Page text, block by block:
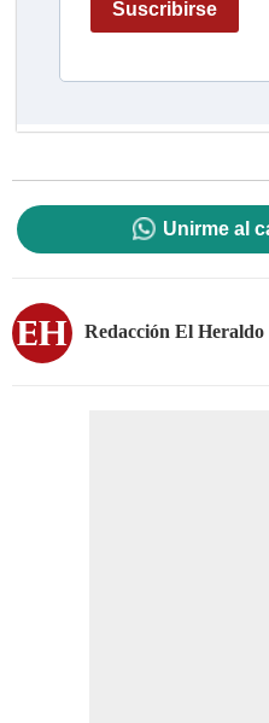
Unirme al
Redacción El Heraldo